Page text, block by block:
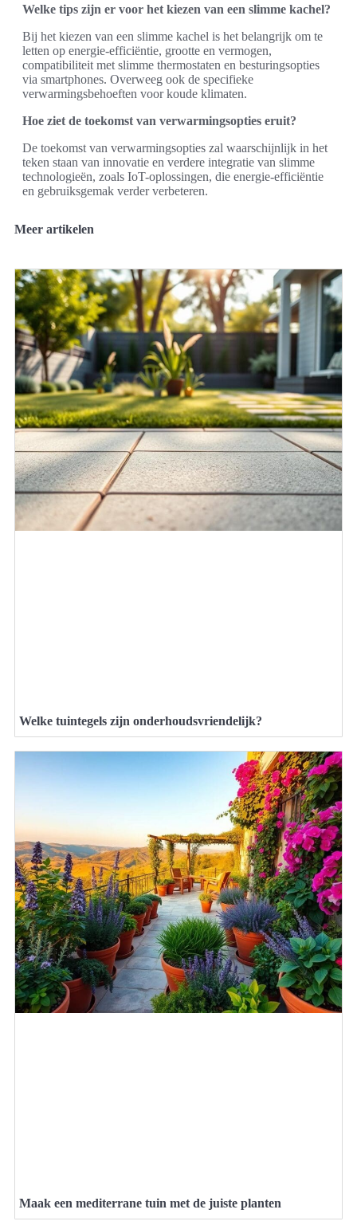
Welke tips zijn er voor het kiezen van een slimme kachel?
Bij het kiezen van een slimme kachel is het belangrijk om te
letten op energie-efficiëntie, grootte en vermogen,
compatibiliteit met slimme thermostaten en besturingsopties
via smartphones. Overweeg ook de specifieke
verwarmingsbehoeften voor koude klimaten.
Hoe ziet de toekomst van verwarmingsopties eruit?
De toekomst van verwarmingsopties zal waarschijnlijk in het
teken staan van innovatie en verdere integratie van slimme
technologieën, zoals IoT-oplossingen, die energie-efficiëntie
en gebruiksgemak verder verbeteren.
Meer artikelen
Welke tuintegels zijn onderhoudsvriendelijk?
Maak een mediterrane tuin met de juiste planten